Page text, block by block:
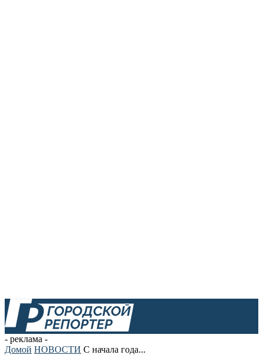
- реклама -
Домой НОВОСТИ С начала года...